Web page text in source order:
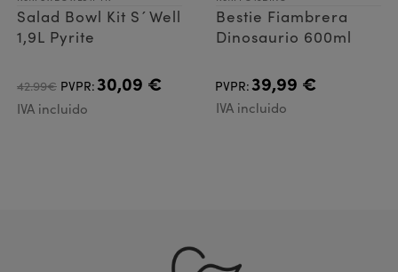
Salad Bowl Kit S´Well
1,9L Pyrite
42.99€ PVPR:30,09 €
IVA incluido
Bestie Fiambrera
Dinosaurio 600ml
PVPR:39,99 €
IVA incluido